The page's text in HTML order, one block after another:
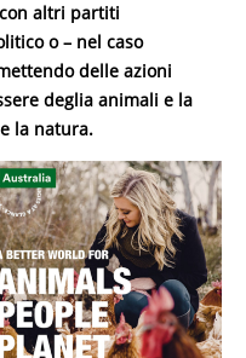
altri partiti
o – nel caso
delle azioni
deglia animali e la
la natura.